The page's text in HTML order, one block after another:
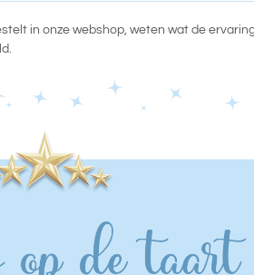
in onze webshop, weten wat de